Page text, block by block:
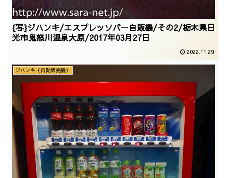
{写}ジハンキ/エスプレッソバー自販機/その2/栃木県日
光市鬼怒川温泉大原/2017年03月27日
2022.11.29
ジハンキ（自動販売機）